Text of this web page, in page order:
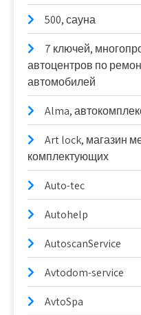
500, сауна
7 ключей,
автоцентров по
автомобилей
Alma,
Art lock, магазин
комплектующих
Auto-tec
Autohelp
AutoscanService
Avtodom-service
AvtoSpa